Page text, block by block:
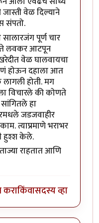
वेळ दिल्याने
संपतो.
पूर्ण चार
ते लवकर आटपून
वेळ घालवायचा
होऊन दहाला आत
होती. मग
विचारले की कोणते
हा
जडजवाहीर
त्याप्रमाणे भराभर
हुश्श केले.
राहतात आणि
कराकिंवासदस्य व्हा